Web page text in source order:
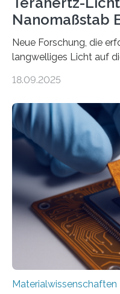
Nanomaßstab
Neue Forschung, die
langwelliges Licht auf
optoelektronischen
Forschung, die
langwelliges Licht auf
könnte Fortschritte in
optoelektronischen
Vanderbilt und dem
Professor für
interdisziplinären
Materialwissenschaften
und Alexander
leiteten ein
18.09.2025
Materialwissenschaften